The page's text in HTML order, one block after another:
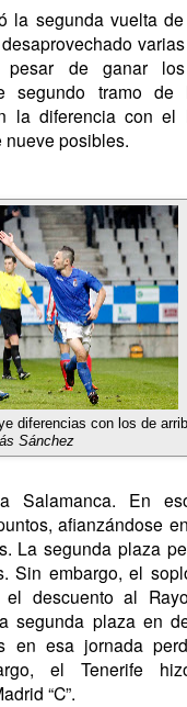
la segunda vuelta
pesar de ganar
segundo tramo de
la diferencia con el
nueve posibles.
diferencias con los de
Sánchez
Salamanca. En
afianzándose
La segunda plaza
Sin embargo, el
descuento al
segunda plaza en
en esa jornada
el Tenerife
“C”.